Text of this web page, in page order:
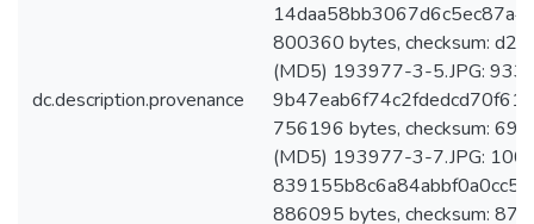
dc.description.provenance
800360 bytes, checksum:
(MD5) 193977-3-5.JPG:
756196 bytes, checksum:
(MD5) 193977-3-7.JPG:
886095 bytes, checksum: